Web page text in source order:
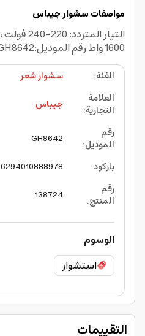
مواصفات سشوار جيباس
1600 واط رقم الموديل:GH8642
الفئة:
سشوار شعر
العلامة
التجارية:
جيباس
رقم
الموديل:
GH8642
باركود:
6294010888978
رقم
المنتج:
138724
الوسوم
استشوار
التقييمات